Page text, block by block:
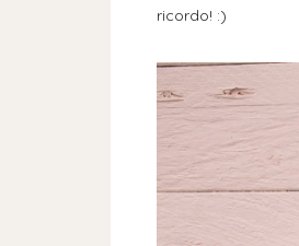
ricordo! :)